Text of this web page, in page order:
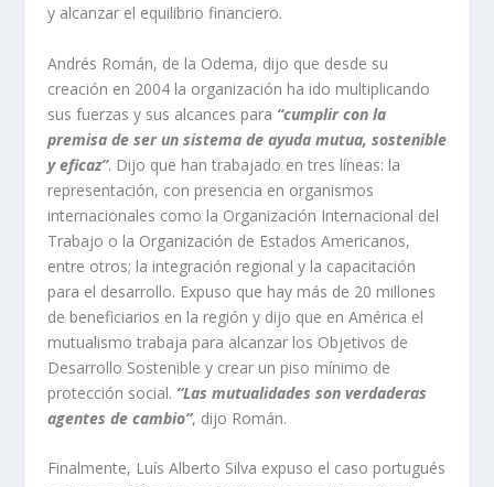
y alcanzar el equilibrio financiero.
Andrés Román, de la Odema, dijo que desde su
creación en 2004 la organización ha ido multiplicando
sus fuerzas y sus alcances para “cumplir con la
premisa de ser un sistema de ayuda mutua, sostenible
y eficaz”. Dijo que han trabajado en tres líneas: la
representación, con presencia en organismos
internacionales como la Organización Internacional del
Trabajo o la Organización de Estados Americanos,
entre otros; la integración regional y la capacitación
para el desarrollo. Expuso que hay más de 20 millones
de beneficiarios en la región y dijo que en América el
mutualismo trabaja para alcanzar los Objetivos de
Desarrollo Sostenible y crear un piso mínimo de
protección social. “Las mutualidades son verdaderas
agentes de cambio”, dijo Román.
Finalmente, Luís Alberto Silva expuso el caso portugués